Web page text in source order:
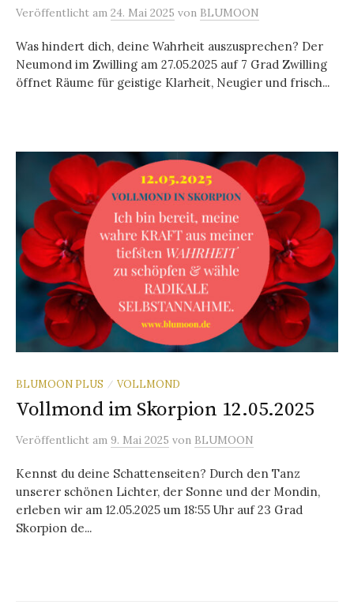
Veröffentlicht am 24. Mai 2025 von BLUMOON
Was hindert dich, deine Wahrheit auszusprechen? Der
Neumond im Zwilling am 27.05.2025 auf 7 Grad Zwilling
öffnet Räume für geistige Klarheit, Neugier und frisch...
BLUMOON PLUS / VOLLMOND
Vollmond im Skorpion 12.05.2025
Veröffentlicht am 9. Mai 2025 von BLUMOON
Kennst du deine Schattenseiten? Durch den Tanz
unserer schönen Lichter, der Sonne und der Mondin,
erleben wir am 12.05.2025 um 18:55 Uhr auf 23 Grad
Skorpion de...